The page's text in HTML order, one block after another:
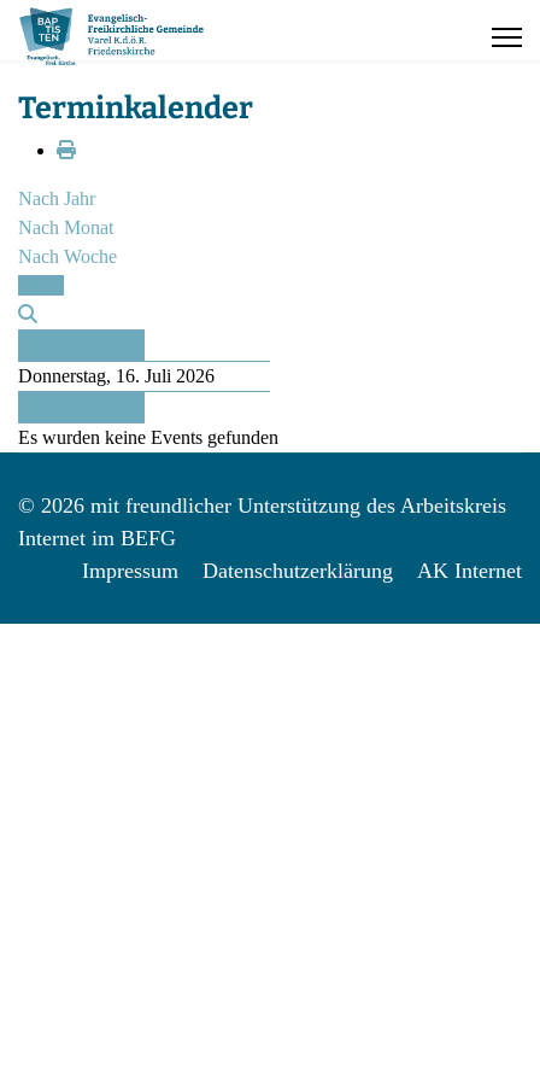
Terminkalender
Nach Jahr
Nach Monat
Nach Woche
Donnerstag, 16. Juli 2026
Es wurden keine Events gefunden
© 2026 mit freundlicher Unterstützung des Arbeitskreis
Internet im BEFG
Impressum
Datenschutzerklärung AK Internet